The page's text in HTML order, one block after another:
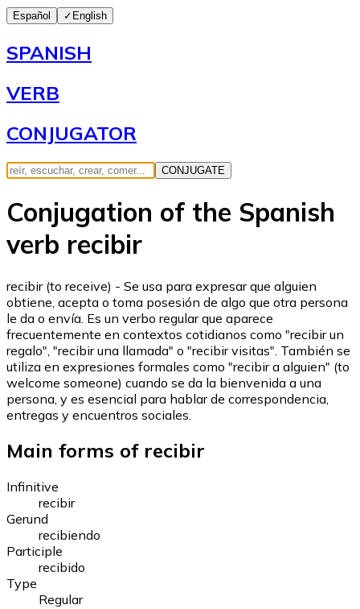
Español ✓ English
SPANISH
VERB
CONJUGATOR
CONJUGATE
Conjugation of the Spanish
verb recibir
recibir (to receive) - Se usa para expresar que alguien
obtiene, acepta o toma posesión de algo que otra persona
le da o envía. Es un verbo regular que aparece
frecuentemente en contextos cotidianos como "recibir un
regalo", "recibir una llamada" o "recibir visitas". También se
utiliza en expresiones formales como "recibir a alguien" (to
welcome someone) cuando se da la bienvenida a una
persona, y es esencial para hablar de correspondencia,
entregas y encuentros sociales.
Main forms of recibir
Infinitive
recibir
Gerund
recibiendo
Participle
recibido
Type
Regular